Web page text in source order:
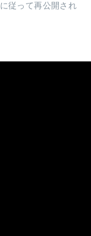
に従って再公開され